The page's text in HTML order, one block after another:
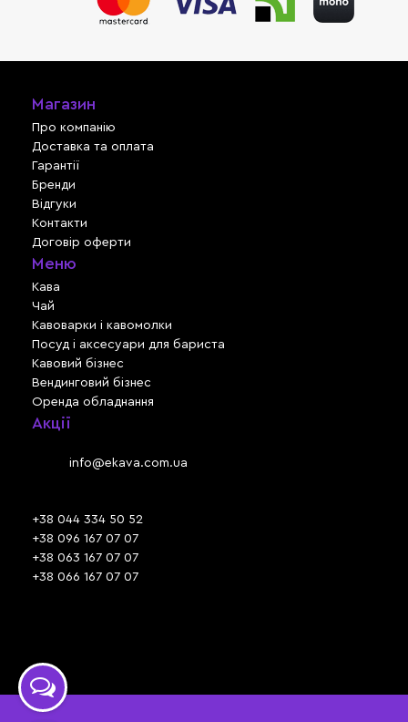
Магазин
Про компанію
Доставка та оплата
Гарантії
Бренди
Відгуки
Контакти
Договір оферти
Меню
Кава
Чай
Кавоварки і кавомолки
Посуд і аксесуари для бариста
Кавовий бізнес
Вендинговий бізнес
Оренда обладнання
Акції
info@ekava.com.ua
+38 044 334 50 52
+38 096 167 07 07
+38 063 167 07 07
+38 066 167 07 07